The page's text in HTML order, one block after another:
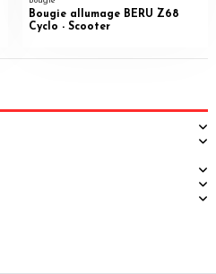
Bougie allumage BERU Z68
Cyclo - Scooter